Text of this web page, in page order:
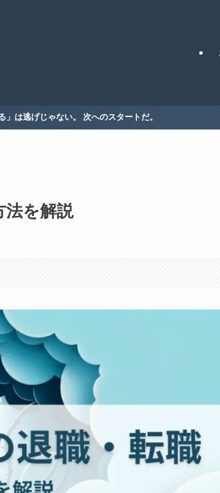
」は逃げじゃない。 次へのスタートだ。
法を解説